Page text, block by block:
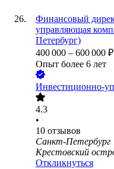
Финансовый
управляющая
Петербург)
400 000 – 600 000 ₽
Опыт более 6 лет
Инвестиционно-
4.3
•
10 отзывов
Санкт-Петербург
Крестовский
Откликнуться